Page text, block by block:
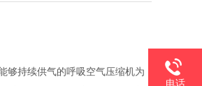
够持续供气的呼吸空气压缩机为
电话